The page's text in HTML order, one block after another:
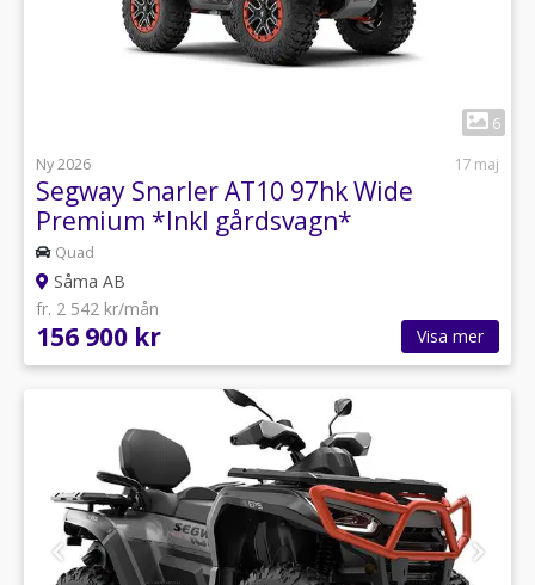
6
Ny 2026
17 maj
Segway Snarler AT10 97hk Wide
Premium *Inkl gårdsvagn*
Quad
Såma AB
fr. 2 542 kr/mån
156 900 kr Visa mer